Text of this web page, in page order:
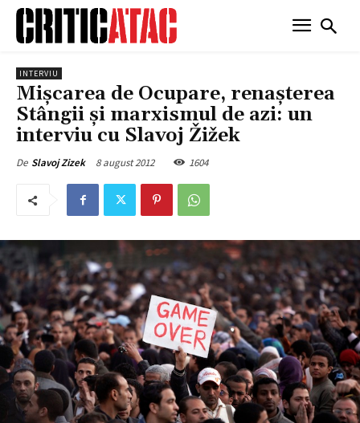
INTERVIU
Mișcarea de Ocupare, renașterea
Stângii și marxismul de azi: un
interviu cu Slavoj Žižek
De Slavoj Zizek 8 august 2012 1604